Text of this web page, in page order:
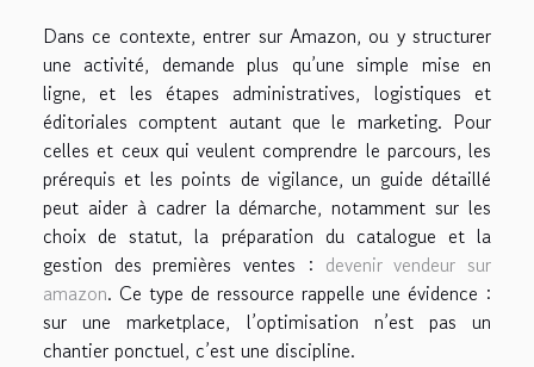
Dans ce contexte, entrer sur Amazon, ou y structurer
une activité, demande plus qu’une simple mise en
ligne, et les étapes administratives, logistiques et
éditoriales comptent autant que le marketing. Pour
celles et ceux qui veulent comprendre le parcours, les
prérequis et les points de vigilance, un guide détaillé
peut aider à cadrer la démarche, notamment sur les
choix de statut, la préparation du catalogue et la
gestion des premières ventes : devenir vendeur sur
amazon. Ce type de ressource rappelle une évidence :
sur une marketplace, l’optimisation n’est pas un
chantier ponctuel, c’est une discipline.